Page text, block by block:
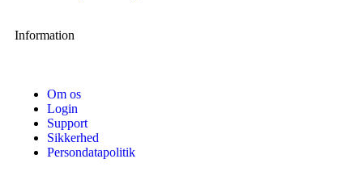
Information
Om os
Login
Support
Sikkerhed
Persondatapolitik